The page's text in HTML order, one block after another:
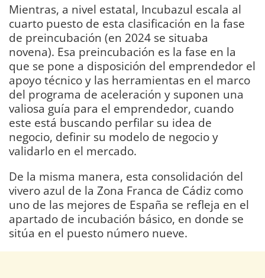
Mientras, a nivel estatal, Incubazul escala al
cuarto puesto de esta clasificación en la fase
de preincubación (en 2024 se situaba
novena). Esa preincubación es la fase en la
que se pone a disposición del emprendedor el
apoyo técnico y las herramientas en el marco
del programa de aceleración y suponen una
valiosa guía para el emprendedor, cuando
este está buscando perfilar su idea de
negocio, definir su modelo de negocio y
validarlo en el mercado.
De la misma manera, esta consolidación del
vivero azul de la Zona Franca de Cádiz como
uno de las mejores de España se refleja en el
apartado de incubación básico, en donde se
sitúa en el puesto número nueve.